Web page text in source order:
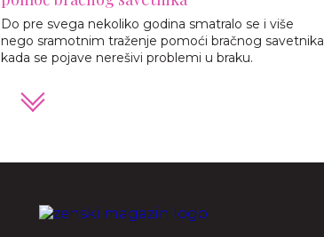
Do pre svega nekoliko godina smatralo se i više
nego sramotnim traženje pomoći bračnog savetnika
kada se pojave nerešivi problemi u braku.